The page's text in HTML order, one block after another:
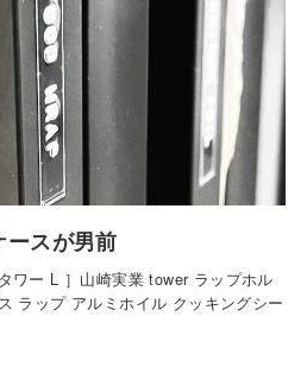
ースが男前
ワー L ］山崎実業 tower ラップホル
ラップ アルミホイル クッキングシー